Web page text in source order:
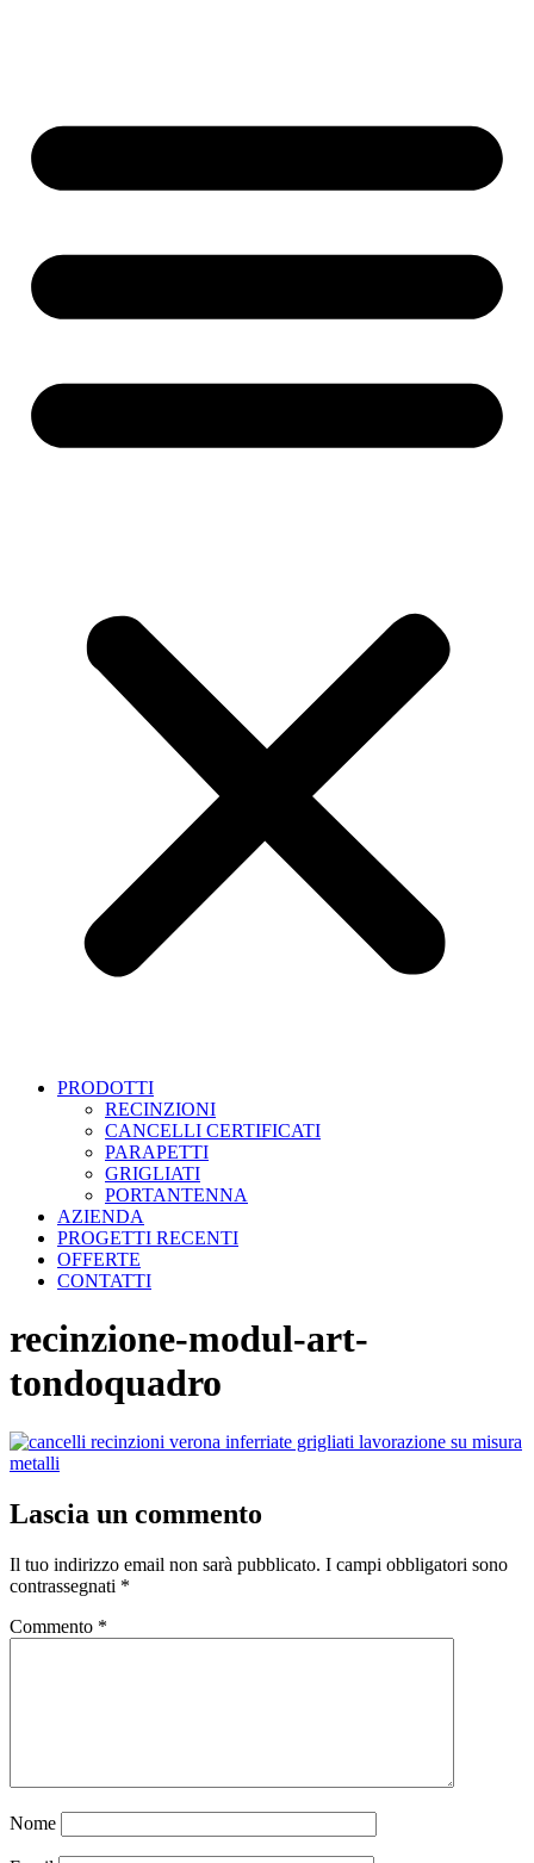
PRODOTTI
RECINZIONI
CANCELLI CERTIFICATI
PARAPETTI
GRIGLIATI
PORTANTENNA
AZIENDA
PROGETTI RECENTI
OFFERTE
CONTATTI
recinzione-modul-art-
tondoquadro
Lascia un commento
Il tuo indirizzo email non sarà pubblicato. I campi obbligatori sono
contrassegnati *
Commento *
Nome